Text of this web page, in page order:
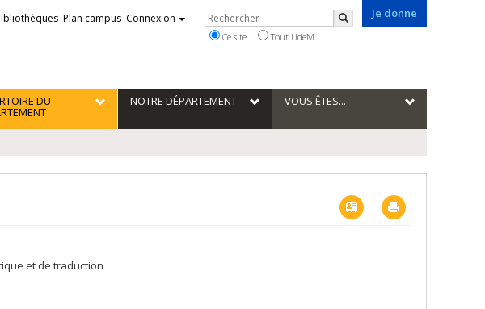
Je donne
Plan campus Connexion Rechercher
Rechercher
Ce site Tout UdeM
DU NOTRE DÉPARTEMENT VOUS ÊTES...
Vcard
et de traduction